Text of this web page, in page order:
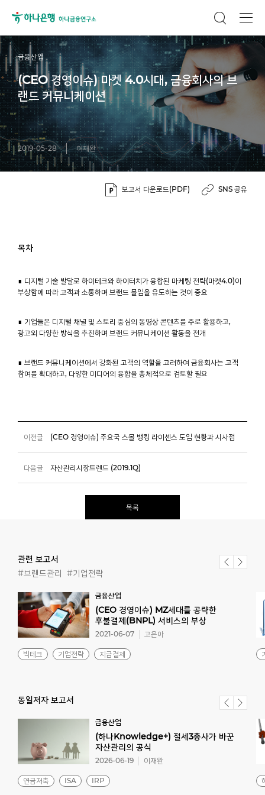
금융산업
(CEO 경영이슈) 마켓 4.0시대, 금융회사의 브
랜드 커뮤니케이션
2019-05-28 이재완
보고서 다운로드(PDF) SNS 공유
목차
∎ 디지털 기술 발달로 하이테크와 하이터치가 융합된 마케팅 전략(마켓4.0)이
부상함에 따라 고객과 소통하며 브랜드 몰입을 유도하는 것이 중요
∎ 기업들은 디지털 채널 및 스토리 중심의 동영상 콘텐츠를 주로 활용하고,
광고외 다양한 방식을 추진하며 브랜드 커뮤니케이션 활동을 전개
∎ 브랜드 커뮤니케이션에서 강화된 고객의 역할을 고려하여 금융회사는 고객
참여를 확대하고, 다양한 미디어의 융합을 총체적으로 검토할 필요
이전글 (CEO 경영이슈) 주요국 스몰 뱅킹 라이센스 도입 현황과 시사점
다음글 자산관리시장트렌드 (2019.1Q)
목록
관련 보고서
#브랜드관리 #기업전략
금융산업
(CEO 경영이슈) MZ세대를 공략한
후불결제(BNPL) 서비스의 부상
빅테크 기업전략 지급결제
2021-06-07 고은아
동일저자 보고서
금융산업
(하나Knowledge+) 절세3총사가 바꾼
자산관리의 공식
연금저축 ISA IRP
2026-06-19 이재완